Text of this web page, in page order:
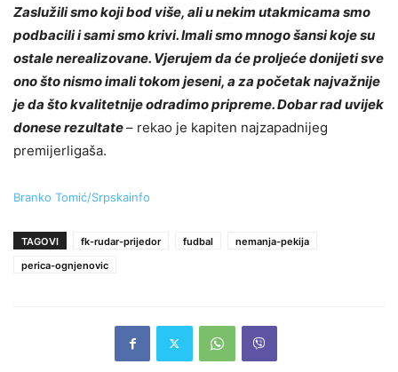
Zaslužili smo koji bod više, ali u nekim utakmicama smo
podbacili i sami smo krivi. Imali smo mnogo šansi koje su
ostale nerealizovane. Vjerujem da će proljeće donijeti sve
ono što nismo imali tokom jeseni, a za početak najvažnije
je da što kvalitetnije odradimo pripreme. Dobar rad uvijek
donese rezultate– rekao je kapiten najzapadnijeg
premijerligaša.
Branko Tomić/Srpskainfo
TAGOVI fk-rudar-prijedor fudbal
nemanja-pekija
perica-ognjenovic